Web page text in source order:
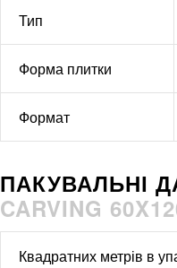
Тип
Форма плитки
Формат
ПАКУВАЛЬНІ
CARVING
Квадратних метрів в